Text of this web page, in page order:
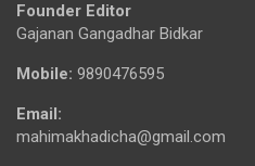
Founder Editor
Gajanan Gangadhar Bidkar
Mobile: 9890476595
Email:
mahimakhadicha@gmail.com